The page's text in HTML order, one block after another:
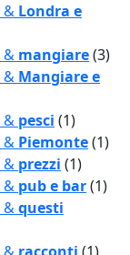
& Londra e
& mangiare(3)
& Mangiare e
& pesci (1)
& Piemonte(1)
& prezzi (1)
& pub e bar(1)
&questi